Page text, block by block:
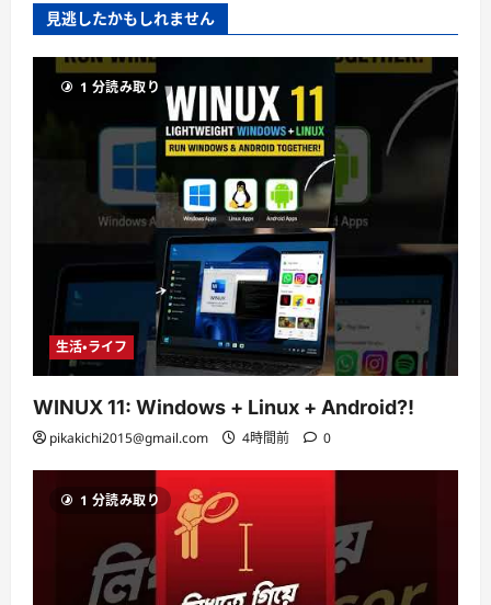
見逃したかもしれません
1 分読み取り
生活・ライフ
WINUX 11: Windows + Linux + Android?!
pikakichi2015@gmail.com 4時間前 0
1 分読み取り